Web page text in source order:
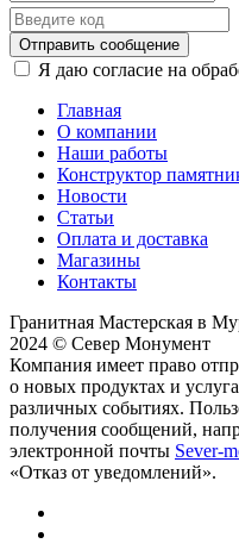
Отправить сообщение
Я даю согласие на
Главная
О компании
Наши работы
Конструктор
Новости
Статьи
Оплата и доставка
Магазины
Контакты
Гранитная Мастерская в
2024 © Север Монумент
Компания имеет право
о новых продуктах и
различных событиях.
получения сообщений,
электронной почты Sever-
«Отказ от уведомлений».